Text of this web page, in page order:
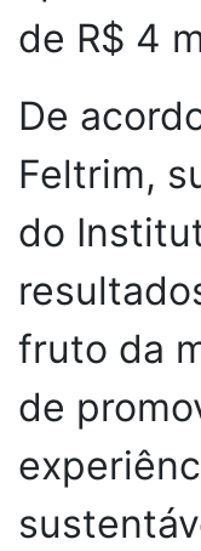
de R$ 4
De
Feltrim,
do
fruto da
de